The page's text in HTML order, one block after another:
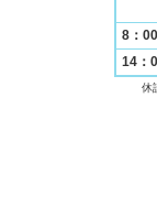
8：
14：
休